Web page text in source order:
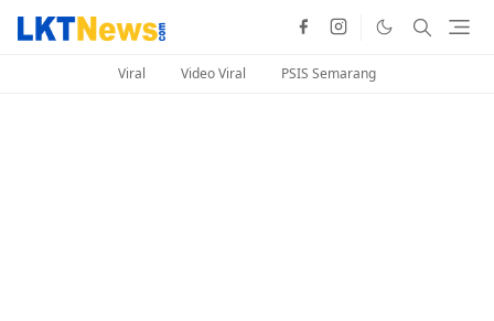
Viral Video Viral PSIS Semarang